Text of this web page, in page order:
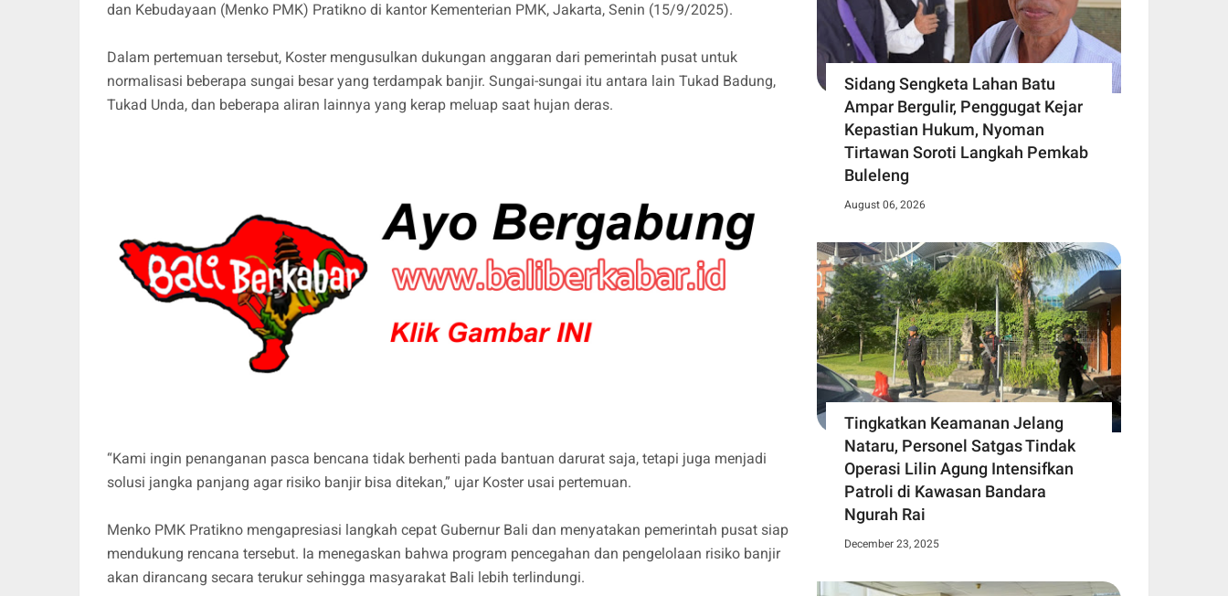
dan Kebudayaan (Menko PMK) Pratikno di kantor Kementerian PMK, Jakarta, Senin (15/9/2025).
Dalam pertemuan tersebut, Koster mengusulkan dukungan anggaran dari pemerintah pusat untuk
normalisasi beberapa sungai besar yang terdampak banjir. Sungai-sungai itu antara lain Tukad Badung,
Tukad Unda, dan beberapa aliran lainnya yang kerap meluap saat hujan deras.
“Kami ingin penanganan pasca bencana tidak berhenti pada bantuan darurat saja, tetapi juga menjadi
solusi jangka panjang agar risiko banjir bisa ditekan,” ujar Koster usai pertemuan.
Menko PMK Pratikno mengapresiasi langkah cepat Gubernur Bali dan menyatakan pemerintah pusat siap
mendukung rencana tersebut. Ia menegaskan bahwa program pencegahan dan pengelolaan risiko banjir
akan dirancang secara terukur sehingga masyarakat Bali lebih terlindungi.
Sidang Sengketa Lahan Batu
Ampar Bergulir, Penggugat Kejar
Kepastian Hukum, Nyoman
Tirtawan Soroti Langkah Pemkab
Buleleng
August 06, 2026
Tingkatkan Keamanan Jelang
Nataru, Personel Satgas Tindak
Operasi Lilin Agung Intensifkan
Patroli di Kawasan Bandara
Ngurah Rai
December 23, 2025